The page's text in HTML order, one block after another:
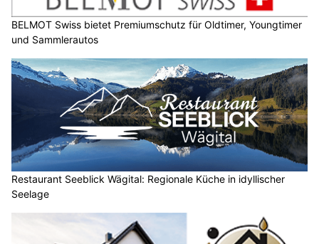
BELMOT Swiss bietet Premiumschutz für Oldtimer, Youngtimer
und Sammlerautos
Restaurant Seeblick Wägital: Regionale Küche in idyllischer
Seelage